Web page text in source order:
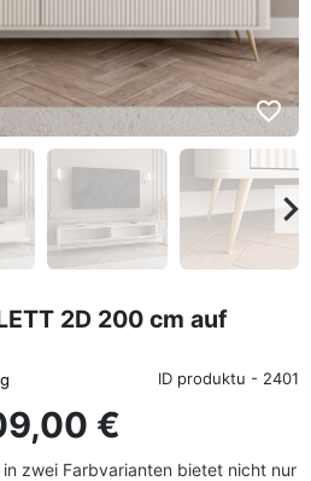
favorite_border
2D 200 cm auf
ID produktu - 2401
€
in zwei Farbvarianten bietet nicht nur